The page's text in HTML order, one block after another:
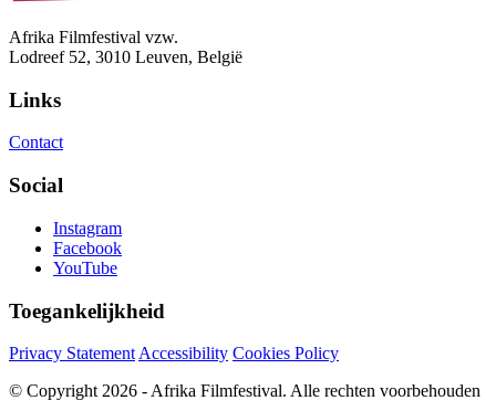
Afrika Filmfestival vzw.
Lodreef 52, 3010 Leuven, België
Links
Contact
Social
Instagram
Facebook
YouTube
Toegankelijkheid
Privacy Statement Accessibility Cookies Policy
© Copyright 2026 - Afrika Filmfestival. Alle rechten voorbehouden